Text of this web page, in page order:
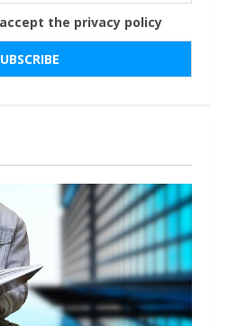
the privacy policy